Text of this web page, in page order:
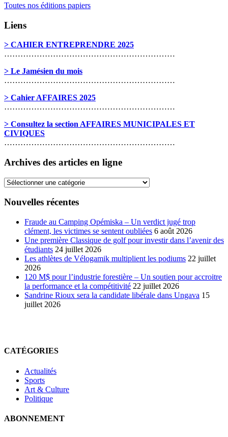
Toutes nos éditions papiers
Liens
> CAHIER ENTREPRENDRE 2025
………………………………………………………
> Le Jamésien du mois
………………………………………………………
> Cahier AFFAIRES 2025
………………………………………………………
> Consultez la section AFFAIRES MUNICIPALES ET
CIVIQUES
………………………………………………………
Archives des articles en ligne
Archives
articles
Nouvelles récentes
Fraude au Camping Opémiska – Un verdict jugé trop
clément, les victimes se sentent oubliées 6 août 2026
Une première Classique de golf pour investir dans l’avenir des
étudiants 24 juillet 2026
Les athlètes de Vélogamik multiplient les podiums 22 juillet
2026
120 M$ pour l’industrie forestière – Un soutien pour accroitre
la performance et la compétitivité 22 juillet 2026
Sandrine Rioux sera la candidate libérale dans Ungava 15
juillet 2026
CATÉGORIES
Actualités
Sports
Art & Culture
Politique
ABONNEMENT